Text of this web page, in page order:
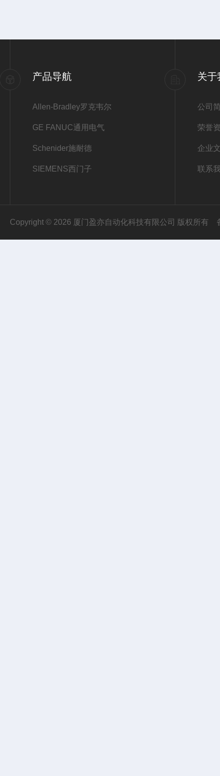
产品导航
Allen-Bradley罗克韦尔
GE FANUC通用电气
Schenider施耐德
SIEMENS西门子
关于
公司
荣誉
企业
联系
Copyright © 2026 厦门盈亦自动化科技有限公司 版权所有